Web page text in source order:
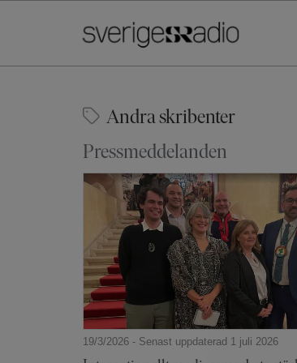
Andra skribenter
Pressmeddelanden
19/3/2026 - Senast uppdaterad 1 juli 2026